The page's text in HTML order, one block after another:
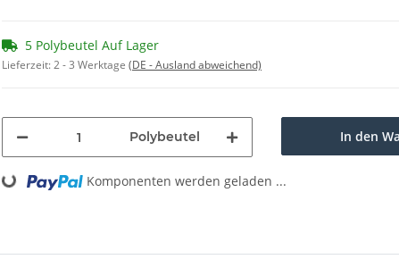
5 Polybeutel Auf Lager
Lieferzeit:2 - 3 Werktage (DE - Ausland abweichend)
Polybeutel In den
Loading... Komponenten werden geladen ...